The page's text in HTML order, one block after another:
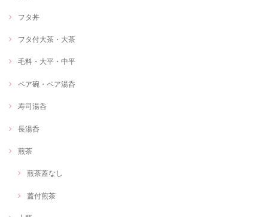
フタ丼
フタ付大茶・大茶
毛料・大平・中平
ペア碗・ペア湯呑
寿司湯呑
長湯呑
煎茶
煎茶蓋なし
蓋付煎茶